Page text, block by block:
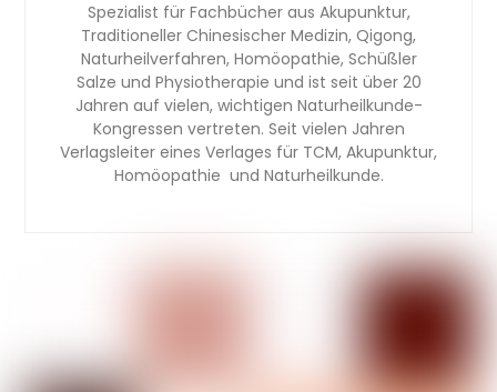
Spezialist für Fachbücher aus Akupunktur,
Traditioneller Chinesischer Medizin, Qigong,
Naturheilverfahren, Homöopathie, Schüßler
Salze und Physiotherapie und ist seit über 20
Jahren auf vielen, wichtigen Naturheilkunde-
Kongressen vertreten. Seit vielen Jahren
Verlagsleiter eines Verlages für TCM, Akupunktur,
Homöopathie und Naturheilkunde.